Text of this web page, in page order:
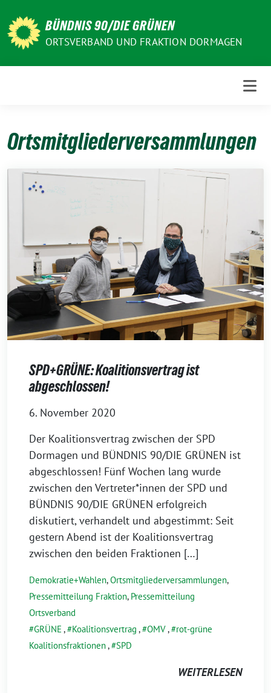
zum
Inhalt
BÜNDNIS 90/DIE GRÜNEN
ORTSVERBAND UND FRAKTION DORMAGEN
Ortsmitgliederversammlungen
SPD+GRÜNE: Koalitionsvertrag ist
abgeschlossen!
6. November 2020
Der Koalitionsvertrag zwischen der SPD
Dormagen und BÜNDNIS 90/DIE GRÜNEN ist
abgeschlossen! Fünf Wochen lang wurde
zwischen den Vertreter*innen der SPD und
BÜNDNIS 90/DIE GRÜNEN erfolgreich
diskutiert, verhandelt und abgestimmt: Seit
gestern Abend ist der Koalitionsvertrag
zwischen den beiden Fraktionen […]
Demokratie+Wahlen,Ortsmitgliederversammlungen,
Pressemitteilung Fraktion, Pressemitteilung
Ortsverband
GRÜNE , Koalitionsvertrag , OMV,
rot-grüne
Koalitionsfraktionen, SPD
WEITERLESEN